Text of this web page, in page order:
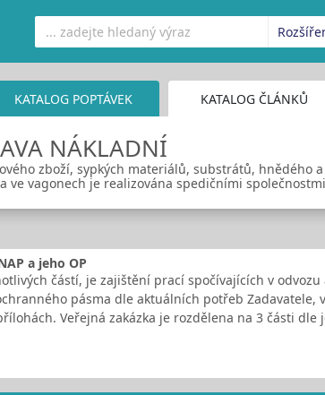
KATALOG POPTÁVEK KATALOG ČLÁNKŮ
NÁKLADNÍ
zboží, sypkých materiálů, substrátů, hnědého
ve vagonech je realizována spedičními
a jeho OP
částí, je zajištění prací spočívajících v
pásma dle aktuálních potřeb Zadavatele,
Veřejná zakázka je rozdělena na 3 části dle